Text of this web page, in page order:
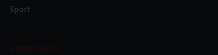
Sport
Il settimanale